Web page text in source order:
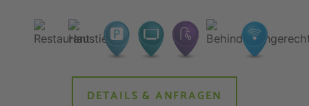
DETAILS & ANFRAGEN